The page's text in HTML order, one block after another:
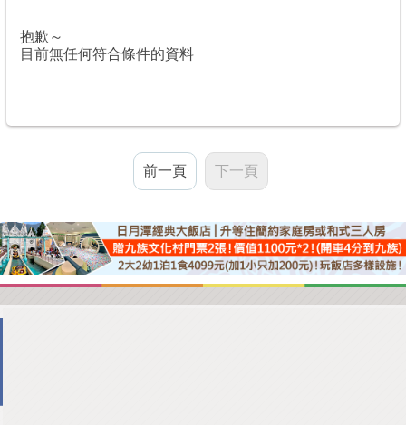
抱歉～
目前無任何符合條件的資料
前一頁 下一頁